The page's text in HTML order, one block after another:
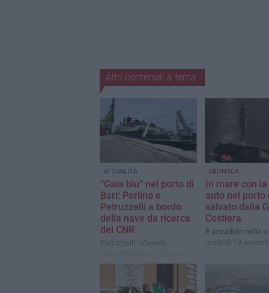
Altri contenuti a tema
ATTUALITÀ
“Gaia blu” nel porto di
Bari: Perlino e
Petruzzelli a bordo
della nave da ricerca
del CNR
Petruzzelli: «Questo
mare, gli effetti del
cambiamento climatico, le
temperature dell'acqua,la
CRONACA
In mare con la
auto nel porto
salvato dalla
Costiera
È accaduto nella
martedì 18